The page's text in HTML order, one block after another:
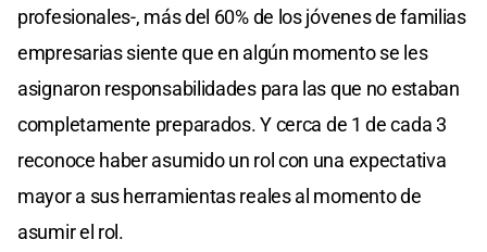
profesionales-, más del 60% de los jóvenes de familias
empresarias siente que en algún momento se les
asignaron responsabilidades para las que no estaban
completamente preparados. Y cerca de 1 de cada 3
reconoce haber asumido un rol con una expectativa
mayor a sus herramientas reales al momento de
asumir el rol.